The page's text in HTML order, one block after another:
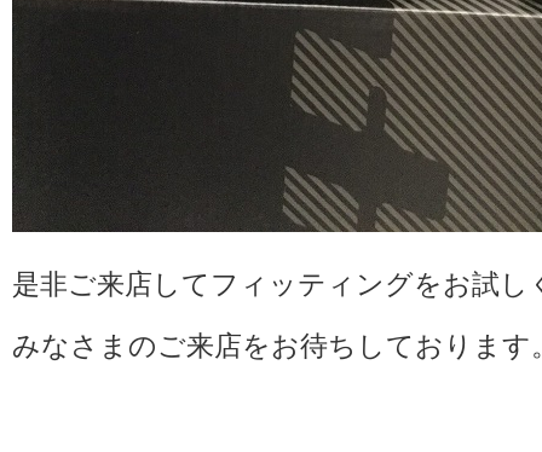
是非ご来店してフィッティングをお試し
みなさまのご来店をお待ちしております